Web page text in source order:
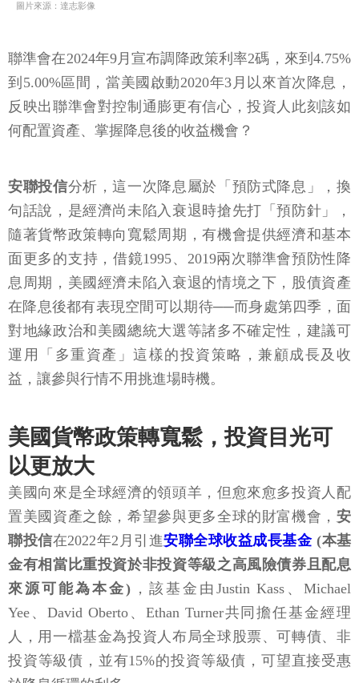
圖片來源：達志影像
聯準會在2024年9月宣布調降政策利率2碼，來到4.75%
到5.00%區間，當美國啟動2020年3月以來首次降息，
反映出聯準會對控制通膨更有信心，投資人此刻該如
何配置資產、掌握降息後的收益機會？
安聯投信分析，這一次降息屬於「預防式降息」，換
句話說，是經濟尚未陷入衰退時搶先打「預防針」，
隨著貨幣政策轉向寬鬆周期，有機會提供經濟和基本
面更多的支持，借鏡1995、2019兩次聯準會預防性降
息周期，美國經濟未陷入衰退的情境之下，股債資產
在降息後都有表現空間可以期待──而身處第四季，面
對地緣政治和美國總統大選等諸多不確定性，建議可
運用「多重資產」這樣的投資策略，兼顧成長及收
益，讓參與行情不用挑進場時機。
美國貨幣政策轉寬鬆，投資目光可
以更放大
美國向來是全球經濟的領頭羊，但愈來愈多投資人配
置美國資產之餘，希望參與更多全球的財富機會， 安
聯投信在2022年2月引進安聯全球收益成長基金 (本基
金有相當比重投資於非投資等級之高風險債券且配息
來源可能為本金)，該基金由Justin Kass、Michael
Yee、David Oberto、Ethan Turner共同擔任基金經理
人，用一檔基金為投資人布局全球股票、可轉債、非
投資等級債，並有15%的投資等級債，可望直接受惠